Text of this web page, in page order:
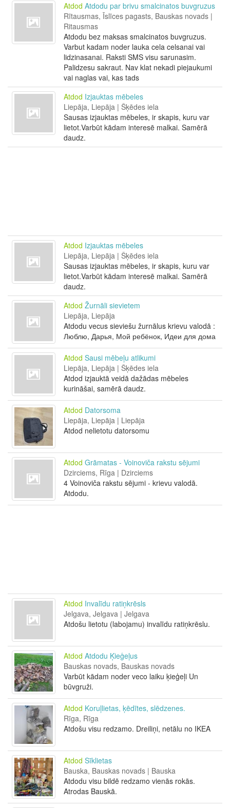
Atdod Atdodu par brivu smalcinatos buvgruzus
Rītausmas, Īslīces pagasts, Bauskas novads |
Ritausmas
Atdodu bez maksas smalcinatos buvgruzus.
Varbut kadam noder lauka cela celsanai vai
lidzinasanai. Raksti SMS visu sarunasim.
Palidzesu sakraut. Nav klat nekadi piejaukumi
vai naglas vai, kas tads
Atdod Izjauktas mēbeles
Liepāja, Liepāja | Šķēdes iela
Sausas izjauktas mēbeles, ir skapis, kuru var
lietot.Varbūt kādam interesē malkai. Samērā
daudz.
Atdod Izjauktas mēbeles
Liepāja, Liepāja | Šķēdes iela
Sausas izjauktas mēbeles, ir skapis, kuru var
lietot.Varbūt kādam interesē malkai. Samērā
daudz.
Atdod Žurnāli sievietem
Liepāja, Liepāja
Atdodu vecus sieviešu žurnālus krievu valodā :
Люблю, Дарья, Мой ребёнок, Идеи для дома
Atdod Sausi mēbeļu atlikumi
Liepāja, Liepāja | Šķēdes iela
Atdod izjauktā veidā dažādas mēbeles
kurināšai, samērā daudz.
Atdod Datorsoma
Liepāja, Liepāja | Liepāja
Atdod nelietotu datorsomu
Atdod Grāmatas - Voinoviča rakstu sējumi
Dzirciems, Rīga | Dzirciems
4 Voinoviča rakstu sējumi - krievu valodā.
Atdodu.
Atdod Invalīdu ratiņkrēsls
Jelgava, Jelgava | Jelgava
Atdošu lietotu (labojamu) invalīdu ratiņkrēslu.
Atdod Atdodu Ķieģeļus
Bauskas novads, Bauskas novads
Varbūt kādam noder veco laiku ķieģeļi Un
būvgruži.
Atdod Koruļlietas, ķēdītes, slēdzenes.
Rīga, Rīga
Atdošu visu redzamo. Dreiliņi, netālu no IKEA
Atdod Sīklietas
Bauska, Bauskas novads | Bauska
Atdodu visu bildē redzamo vienās rokās.
Atrodas Bauskā.